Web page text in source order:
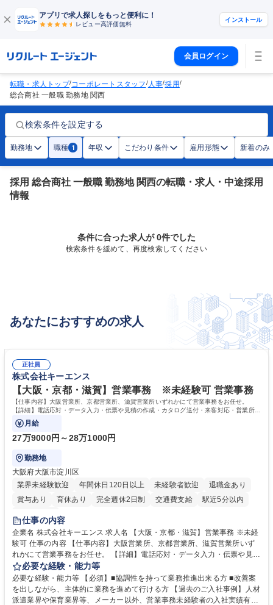
アプリで求人探しをもっと便利に！
レビュー高評価無料
インストール
会員ログイン
転職・求人トップ/コーポレートスタッフ/人事/採用/
総合商社 一般職 勤務地 関西
検索条件を設定する
勤務地 職種 1 年収 こだわり条件 雇用形態 新着のみ
採用 総合商社 一般職 勤務地 関西の転職・求人・中途採用
情報
条件に合った求人が 0件でした
検索条件を緩めて、再度検索してください
あなたにおすすめの求人
正社員
株式会社キーエンス
【大阪・京都・滋賀】営業事務 ※未経験可 営業事務
【仕事内容】大阪営業所、京都営業所、滋賀営業所いずれかにて営業事務をお任せ。
【詳細】電話応対・データ入力・伝票や見積の作成・カタログ送付・来客対応・営業所内
で発生する事務業務や業務改善をお任せ。
月給
27万9000円～28万1000円
勤務地
大阪府大阪市淀川区
業界未経験歓迎
年間休日120日以上 未経験者歓迎
退職金あり
賞与あり
育休あり 完全週休2日制 交通費支給
駅近5分以内
土日祝休み
仕事の内容
企業名 株式会社キーエンス 求人名 【大阪・京都・滋賀】営業事務 ※未経
験可 仕事の内容 【仕事内容】大阪営業所、京都営業所、滋賀営業所いず
れかにて営業事務をお任せ。 【詳細】電話応対・データ入力・伝票や見積
の作成・カタログ送付・来客対応・営業所内で発生する事務業務や業務改
善をお任せ。 【教育制度】ご入社後、育成担当とペアになりながらOJTに
て業務を覚えていただくことが可能です。業務システムがきちんと構築さ
れているため、スムーズに仕事に慣れることができる環境です。また、
必要な経験・能力等
必要な経験・能力等 【必須】■協調性を持って業務推進出来る方 ■改善案
を出しながら、主体的に業務を進めて行ける方 【過去のご入社事例】人材
派遣業界や保育業界等、メーカー以外、営業事務未経験者の入社実績有